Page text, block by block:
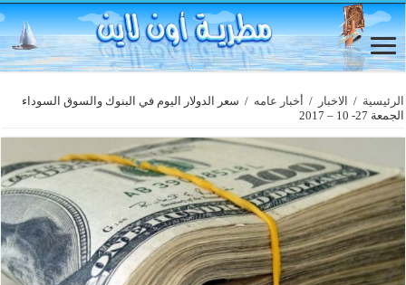
الرئيسية / الاخبار / أخبار عامه / سعر الدولار اليوم في البنوك والسوق السوداء
الجمعة 27- 10 – 2017